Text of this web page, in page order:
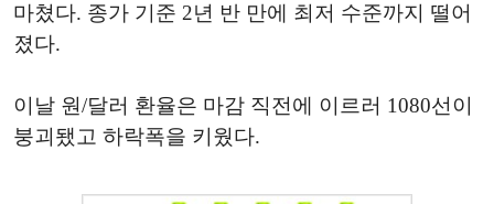
마쳤다. 종가 기준 2년 반 만에 최저 수준까지 떨어
졌다.
이날 원/달러 환율은 마감 직전에 이르러 1080선이
붕괴됐고 하락폭을 키웠다.